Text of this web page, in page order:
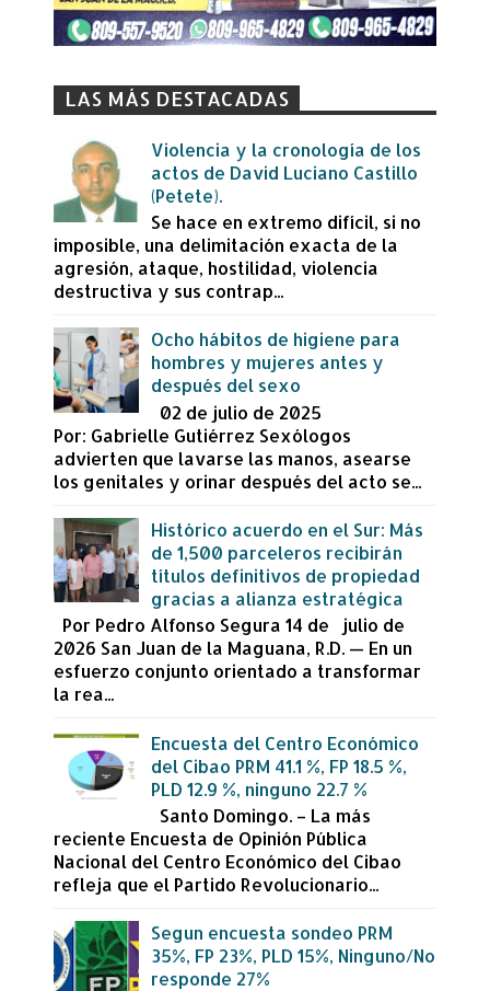
LAS MÁS DESTACADAS
Violencia y la cronología de los
actos de David Luciano Castillo
(Petete).
Se hace en extremo difícil, si no
imposible, una delimitación exacta de la
agresión, ataque, hostilidad, violencia
destructiva y sus contrap...
Ocho hábitos de higiene para
hombres y mujeres antes y
después del sexo
02 de julio de 2025
Por: Gabrielle Gutiérrez Sexólogos
advierten que lavarse las manos, asearse
los genitales y orinar después del acto se...
Histórico acuerdo en el Sur: Más
de 1,500 parceleros recibirán
títulos definitivos de propiedad
gracias a alianza estratégica
Por Pedro Alfonso Segura 14 de julio de
2026 San Juan de la Maguana, R.D. — En un
esfuerzo conjunto orientado a transformar
la rea...
Encuesta del Centro Económico
del Cibao PRM 41.1 %, FP 18.5 %,
PLD 12.9 %, ninguno 22.7 %
Santo Domingo. – La más
reciente Encuesta de Opinión Pública
Nacional del Centro Económico del Cibao
refleja que el Partido Revolucionario...
Segun encuesta sondeo PRM
35%, FP 23%, PLD 15%, Ninguno/No
responde 27%